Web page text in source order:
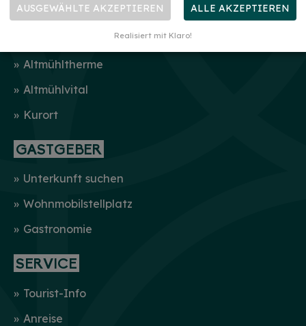
KUR & WELLNESS
Altmühltherme
Altmühlvital
Kurort
GASTGEBER
Unterkunft suchen
Wohnmobilstellplatz
Gastronomie
SERVICE
Tourist-Info
Anreise
AUSGEWÄHLTE AKZEPTIEREN ALLE AKZEPTIEREN
Realisiert mit Klaro!